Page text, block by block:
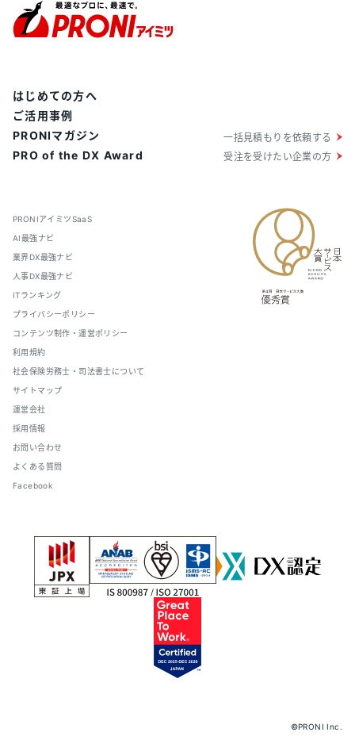
PRONIアイミツSaaS
AI最強ナビ
業界DX最強ナビ
人事DX最強ナビ
ITランキング
プライバシーポリシー
コンテンツ制作・運営ポリシー
利用規約
社会保険労務士・司法書士について
サイトマップ
運営会社
採用情報
お問い合わせ
よくある質問
Facebook
はじめての方へ
ご活用事例
PRONIマガジン
PRO of the DX Award
一括見積もりを依頼する
受注を受けたい企業の方
©PRONI Inc.